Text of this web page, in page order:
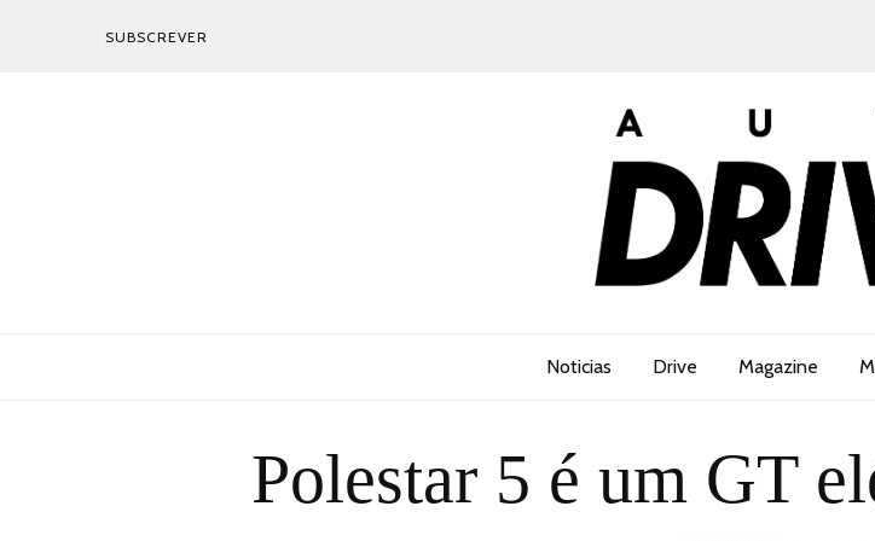
SUBSCREVER
Noticias Drive Magazine
Polestar 5 é um GT